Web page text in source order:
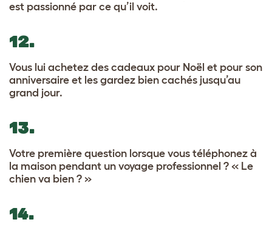
est passionné par ce qu’il voit.
12.
Vous lui achetez des cadeaux pour Noël et pour son
anniversaire et les gardez bien cachés jusqu’au
grand jour.
13.
Votre première question lorsque vous téléphonez à
la maison pendant un voyage professionnel ? « Le
chien va bien ? »
14.